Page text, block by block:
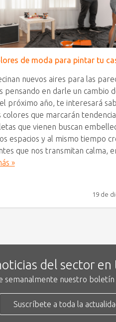
de moda para pintar tu
nuevos aires para las
pensando en darle un cambio
próximo año, te interesará
colores que marcarán
que vienen buscan
espacios y al mismo tiempo
que nos transmitan calma,
»
19 de
del sector
semanalmente nuestro boletín
Suscríbete a toda la